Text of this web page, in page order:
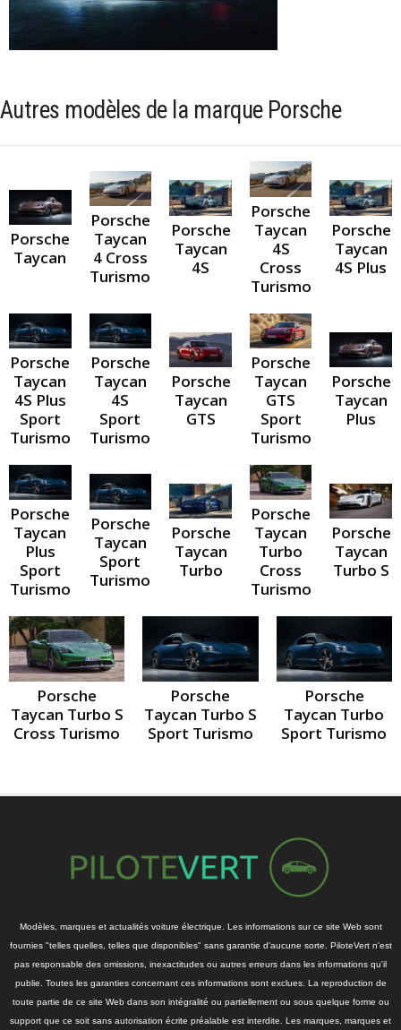
Autres modèles de la marque Porsche
Porsche
Taycan
Porsche
Taycan
4 Cross
Turismo
Porsche
Taycan
4S
Porsche
Taycan
4S
Cross
Turismo
Porsche
Taycan
4S Plus
Porsche
Taycan
4S Plus
Sport
Turismo
Porsche
Taycan
4S
Sport
Turismo
Porsche
Taycan
GTS
Porsche
Taycan
GTS
Sport
Turismo
Porsche
Taycan
Plus
Porsche
Taycan
Plus
Sport
Turismo
Porsche
Taycan
Sport
Turismo
Porsche
Taycan
Turbo
Porsche
Taycan
Turbo
Cross
Turismo
Porsche
Taycan
Turbo S
Porsche
Taycan Turbo S
Cross Turismo
Porsche
Taycan Turbo S
Sport Turismo
Porsche
Taycan Turbo
Sport Turismo
Modèles, marques et actualités voiture électrique. Les informations sur ce site Web sont
fournies "telles quelles, telles que disponibles" sans garantie d'aucune sorte. PiloteVert n'est
pas responsable des omissions, inexactitudes ou autres erreurs dans les informations qu'il
publie. Toutes les garanties concernant ces informations sont exclues. La reproduction de
toute partie de ce site Web dans son intégralité ou partiellement ou sous quelque forme ou
support que ce soit sans autorisation écrite préalable est interdite. Les marques, marques et